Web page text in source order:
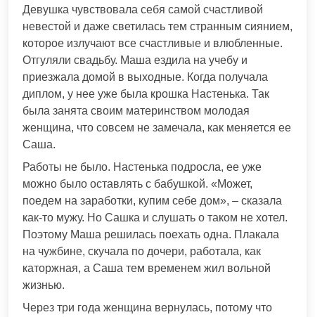
Девушка чувствовала себя самой счастливой
невестой и даже светилась тем странным сиянием,
которое излучают все счастливые и влюбленные.
Отгуляли свадьбу. Маша ездила на учебу и
приезжала домой в выходные. Когда получала
диплом, у нее уже была крошка Настенька. Так
была занята своим материнством молодая
женщина, что совсем не замечала, как меняется ее
Саша.
Работы не было. Настенька подросла, ее уже
можно было оставлять с бабушкой. «Может,
поедем на заработки, купим себе дом», – сказала
как-то мужу. Но Сашка и слушать о таком не хотел.
Поэтому Маша решилась поехать одна. Плакала
на чужбине, скучала по дочери, работала, как
каторжная, а Саша тем временем жил вольной
жизнью.
Через три года женщина вернулась, потому что